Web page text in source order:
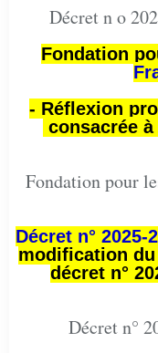
Décret n o
Fondation
- Réflexion
consacrée
Fondation pour
Décret n° 2025-
modification
décret n°
Décret n°